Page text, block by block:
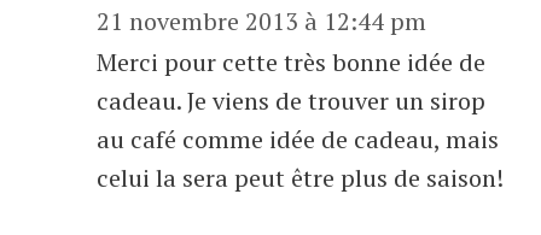
21 novembre 2013 à 12:44 pm
Merci pour cette très bonne idée de
cadeau. Je viens de trouver un sirop
au café comme idée de cadeau, mais
celui la sera peut être plus de saison!